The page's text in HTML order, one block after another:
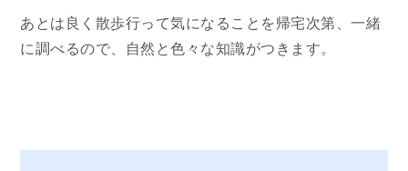
あとは良く散歩行って気になることを帰宅次第、一緒
に調べるので、自然と色々な知識がつきます。